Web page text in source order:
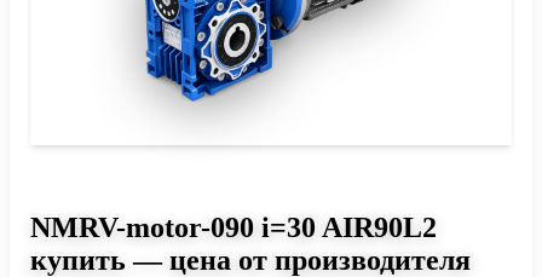
NMRV-motor-090 i=30 AIR90L2
купить — цена от производителя